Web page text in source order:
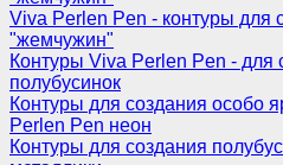
Viva Perlen Pen - контуры для
"жемчужин"
Контуры Viva Perlen Pen - для
полубусинок
Контуры для создания особо
Perlen Pen неон
Контуры для создания